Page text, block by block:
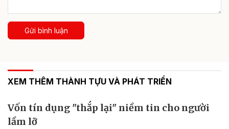
Gửi bình luận
XEM THÊM THÀNH TỰU VÀ PHÁT TRIỂN
Vốn tín dụng "thắp lại" niềm tin cho người
lầm lỡ